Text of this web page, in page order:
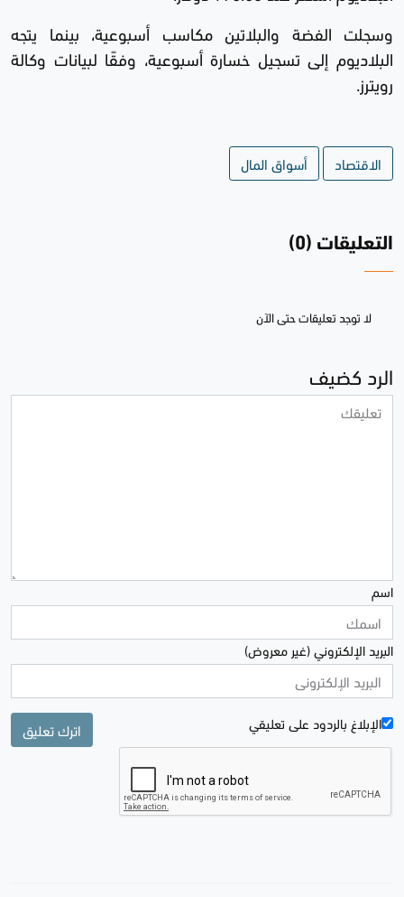
وسجلت الفضة والبلاتين مكاسب أسبوعية، بينما يتجه
البلاديوم إلى تسجيل خسارة أسبوعية، وفقًا لبيانات وكالة
رويترز.
الاقتصاد أسواق المال
التعليقات (0)
لا توجد تعليقات حتى الآن
الرد كضيف
اسم
البريد الإلكتروني (غير معروض)
الإبلاغ بالردود علی تعليقي اترك تعليق